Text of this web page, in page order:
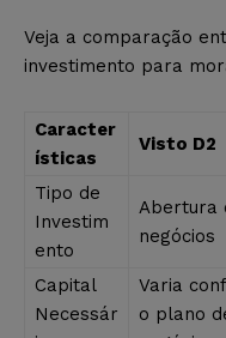
Veja a comparação
investimento para
Caracter
ísticas
Visto D2
Tipo de
Investim
ento
Abertura
negócios
Capital
Necessár
Varia
o plano